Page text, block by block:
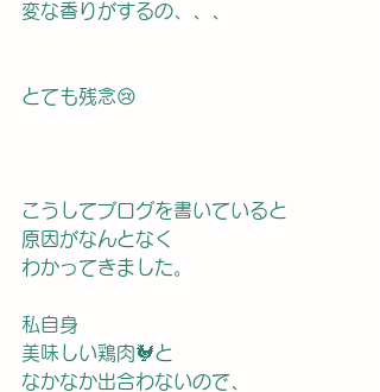
変な香りがするの、、、
とても残念😢
こうしてブログを書いていると
原因がなんとなく
わかってきました。
私自身
美味しい鶏肉🐓と
なかなか出合わないので、